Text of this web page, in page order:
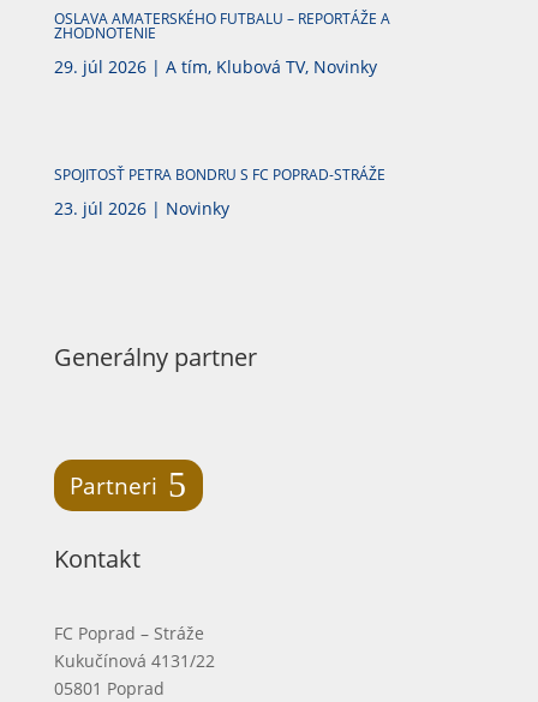
OSLAVA AMATERSKÉHO FUTBALU – REPORTÁŽE A
ZHODNOTENIE
29. júl 2026| A tím, Klubová TV, Novinky
SPOJITOSŤ PETRA BONDRU S FC POPRAD-STRÁŽE
23. júl 2026| Novinky
Generálny partner
Partneri
Kontakt
FC Poprad – Stráže
Kukučínová 4131/22
05801 Poprad